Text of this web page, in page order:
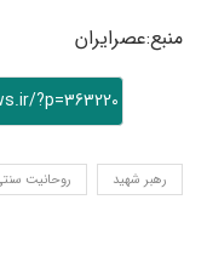
منبع:عصرایران
?p=363220
رهبر شهید روحانیت